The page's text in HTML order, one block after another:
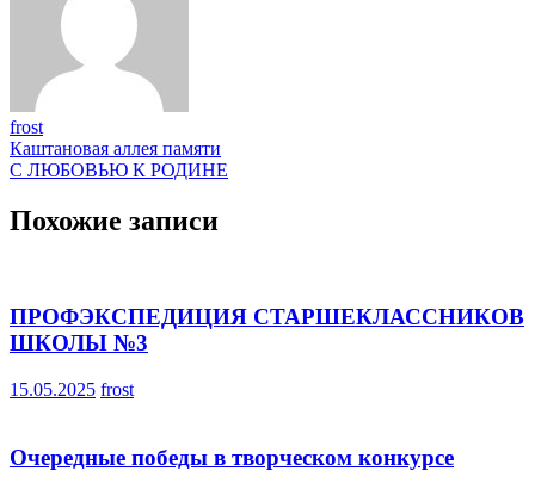
frost
Навигация
по
записям
Каштановая аллея памяти
С ЛЮБОВЬЮ К РОДИНЕ
Похожие записи
ПРОФЭКСПЕДИЦИЯ СТАРШЕКЛАССНИКОВ
ШКОЛЫ №3
15.05.2025 frost
Очередные победы в творческом конкурсе